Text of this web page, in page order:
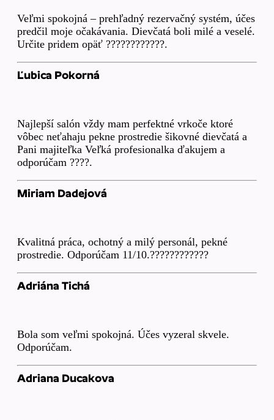
Veľmi spokojná – prehľadný rezervačný systém, účes
predčil moje očakávania. Dievčatá boli milé a veselé.
Určite pridem opäť ????????????.
Ľubica Pokorná
Najlepší salón vždy mam perfektné vrkoče ktoré
vôbec neťahaju pekne prostredie šikovné dievčatá a
Pani majiteľka Veľká profesionalka ďakujem a
odporúčam ????.
Miriam Dadejová
Kvalitná práca, ochotný a milý personál, pekné
prostredie. Odporúčam 11/10.????????????
Adriána Tichá
Bola som veľmi spokojná. Účes vyzeral skvele.
Odporúčam.
Adriana Ducakova